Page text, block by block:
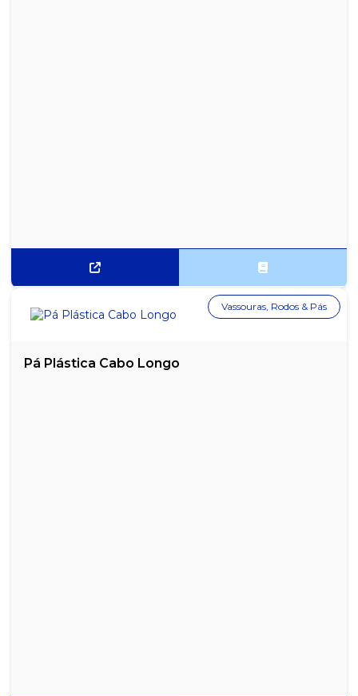
Pá Plástica Cabo Longo
Vassouras, Rodos & Pás